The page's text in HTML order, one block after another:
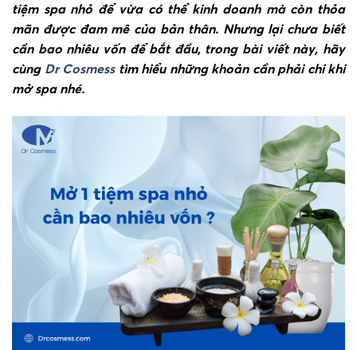
tiệm spa nhỏ để vừa có thể kinh doanh mà còn thỏa
mãn được đam mê của bản thân. Nhưng lại chưa biết
cần bao nhiêu vốn để bắt đầu, trong bài viết này, hãy
cùng Dr Cosmesstìm hiểu những khoản cần phải chi khi
mở spa nhé.